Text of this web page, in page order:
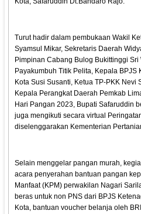
Turut hadir dalam pembukaan Wakil
Syamsul Mikar, Sekretaris Daerah
Pimpinan Cabang Bulog Bukittinggi
Payakumbuh Titik Pelita, Kepala
Kota Susi Susanti, Ketua TP-PKK Nevi
Kepala Perangkat Daerah Pemkab
Hari Pangan 2023, Bupati Safaruddin
juga mengikuti secara virtual
diselenggarakan Kementerian
Selain menggelar pangan murah,
acara penyerahan bantuan pangan
Manfaat (KPM) perwakilan Nagari
beras untuk non PNS dari BPJS
Kota, bantuan voucher belanja oleh